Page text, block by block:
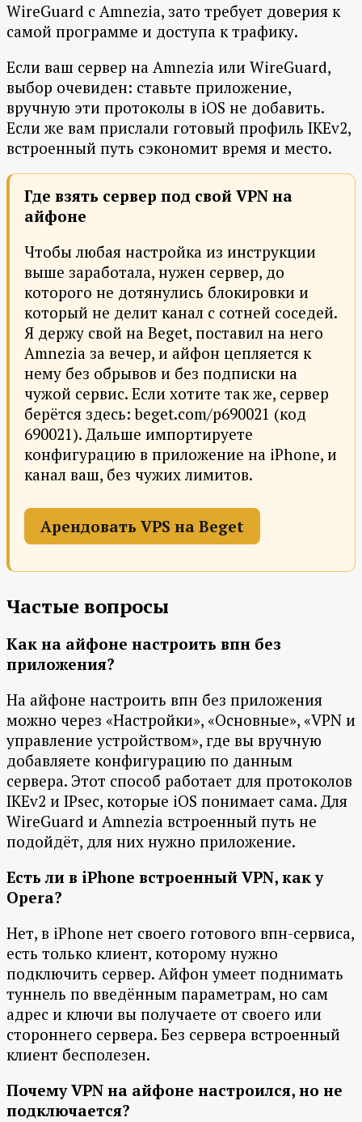
WireGuard с Amnezia, зато требует доверия к
самой программе и доступа к трафику.
Если ваш сервер на Amnezia или WireGuard,
выбор очевиден: ставьте приложение,
вручную эти протоколы в iOS не добавить.
Если же вам прислали готовый профиль IKEv2,
встроенный путь сэкономит время и место.
Где взять сервер под свой VPN на
айфоне
Чтобы любая настройка из инструкции
выше заработала, нужен сервер, до
которого не дотянулись блокировки и
который не делит канал с сотней соседей.
Я держу свой на Beget, поставил на него
Amnezia за вечер, и айфон цепляется к
нему без обрывов и без подписки на
чужой сервис. Если хотите так же, сервер
берётся здесь: beget.com/p690021 (код
690021). Дальше импортируете
конфигурацию в приложение на iPhone, и
канал ваш, без чужих лимитов.
Арендовать VPS на Beget
Частые вопросы
Как на айфоне настроить впн без
приложения?
На айфоне настроить впн без приложения
можно через «Настройки», «Основные», «VPN и
управление устройством», где вы вручную
добавляете конфигурацию по данным
сервера. Этот способ работает для протоколов
IKEv2 и IPsec, которые iOS понимает сама. Для
WireGuard и Amnezia встроенный путь не
подойдёт, для них нужно приложение.
Есть ли в iPhone встроенный VPN, как у
Opera?
Нет, в iPhone нет своего готового впн-сервиса,
есть только клиент, которому нужно
подключить сервер. Айфон умеет поднимать
туннель по введённым параметрам, но сам
адрес и ключи вы получаете от своего или
стороннего сервера. Без сервера встроенный
клиент бесполезен.
Почему VPN на айфоне настроился, но не
подключается?